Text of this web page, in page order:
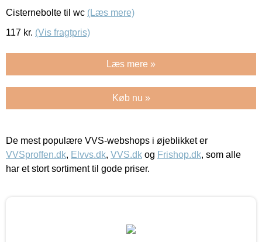
Cisternebolte til wc (Læs mere)
117 kr. (Vis fragtpris)
Læs mere »
Køb nu »
De mest populære VVS-webshops i øjeblikket er
VVSproffen.dk, Elvvs.dk, VVS.dk og Frishop.dk, som alle
har et stort sortiment til gode priser.